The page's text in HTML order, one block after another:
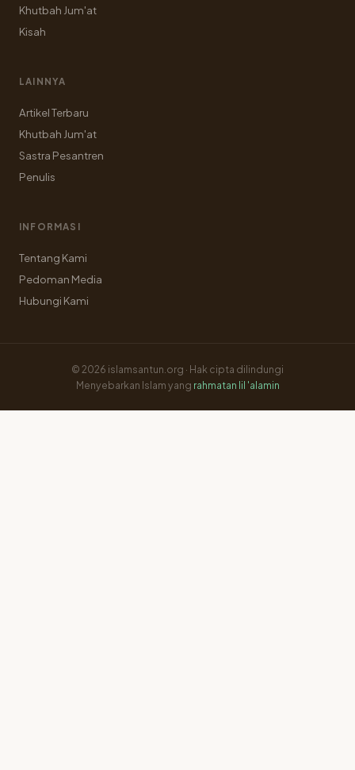
Khutbah Jum'at
Kisah
LAINNYA
Artikel Terbaru
Khutbah Jum'at
Sastra Pesantren
Penulis
INFORMASI
Tentang Kami
Pedoman Media
Hubungi Kami
© 2026 islamsantun.org · Hak cipta dilindungi
Menyebarkan Islam yang rahmatan lil 'alamin